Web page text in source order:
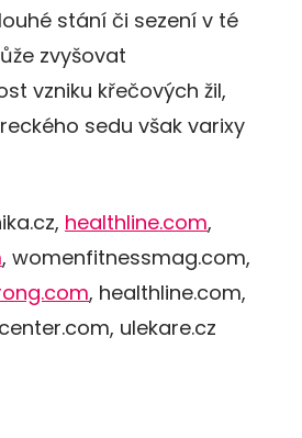
stání či sezení v té
zvyšovat
vzniku křečových žil,
sedu však varixy
healthline.com,
, womenfitnessmag.com,
, healthline.com,
ulekare.cz